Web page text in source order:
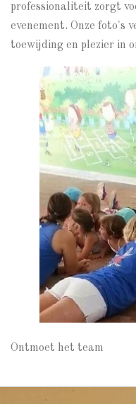
professionaliteit zorgt
evenement. Onze foto's
toewijding en plezier in
Ontmoet het team